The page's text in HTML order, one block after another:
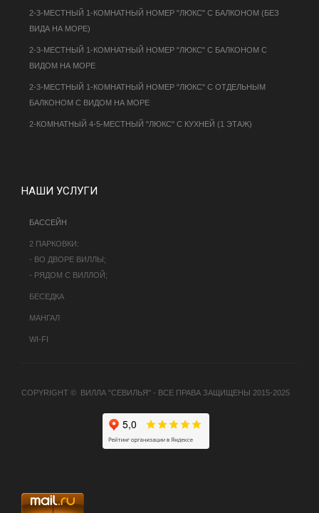
2-3-МЕСТНЫЙ 1-КОМНАТНЫЙ НОМЕР "ЛЮКС" С БАЛКОНОМ (БЕЗ
ВИДА НА МОРЕ)
2-3-МЕСТНЫЙ 1-КОМНАТНЫЙ НОМЕР "ЛЮКС" С БАЛКОНОМ С
ВИДОМ НА МОРЕ
2-3-МЕСТНЫЙ 1-КОМНАТНЫЙ НОМЕР "ЛЮКС" С ОТДЕЛЬНЫМ
БАЛКОНОМ С ВИДОМ НА МОРЕ
2-КОМНАТНЫЙ 4-5-МЕСТНЫЙ "ЛЮКС" С КУХНЕЙ (1 ЭТАЖ)
НАШИ УСЛУГИ
БАССЕЙН
2 ПАРКОВКИ:
- ВО ДВОРЕ ВИЛЛЫ;
- РЯДОМ С ВИЛЛОЙ;
БЕСЕДКА
МАНГАЛ
WI-FI
COPYRIGHT © ВИЛЛА "СЕВИЛЬЯ" - ВСЕ ПРАВА ЗАЩИЩЕНЫ 2015-2025